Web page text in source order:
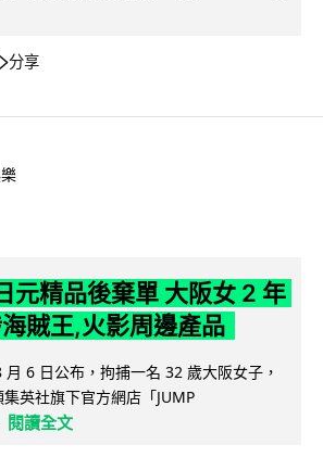
分享
元精品後棄單 大阪女 2 年
賊王,火影周邊產品
6 日公布，拘捕一名 32 歲大阪女子，
英社旗下官方網店「JUMP
閱讀全文